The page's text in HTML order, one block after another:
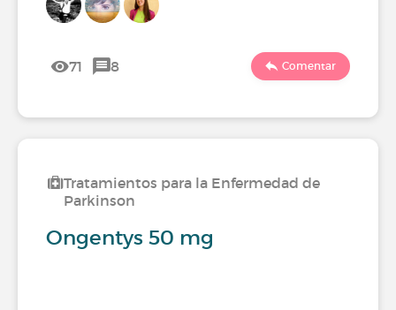
71 8 Comentar
Tratamientos para la Enfermedad de
Parkinson
Ongentys 50 mg